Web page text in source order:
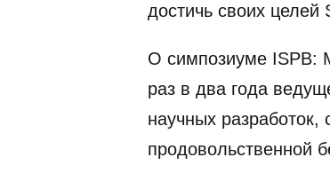
достичь своих
О симпозиуме ISPB:
раз в два года
научных
продовольственной